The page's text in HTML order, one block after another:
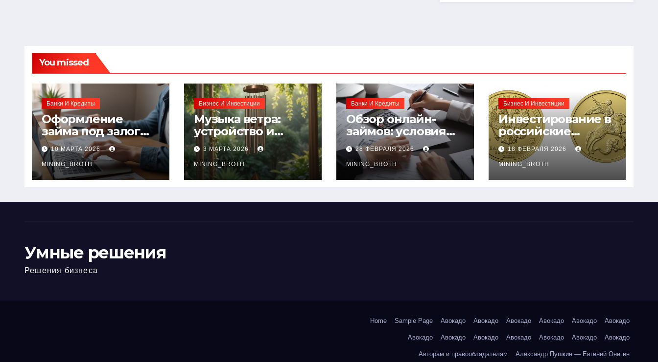
You missed
Банки И Кредиты
Оформление
займа под залог
ПТС онлайн на
карту без визита в
офис: порядок,
требования и
10 МАРТА 2026
MINING_BROTH
Бизнес И Инвестиции
Музыка ветра:
устройство и
принципы
звучания
колокольчиков
3 МАРТА 2026
MINING_BROTH
Банки И Кредиты
Обзор онлайн-
займов: условия
выдачи,
процентные
ставки и
требования к
28 ФЕВРАЛЯ 2026
MINING_BROTH
Бизнес И Инвестиции
Инвестирование в
российские
золотые монеты:
подробное
руководство
18 ФЕВРАЛЯ 2026
MINING_BROTH
Умные решения
Решения бизнеса
Home Sample Page Авокадо Авокадо Авокадо Авокадо Авокадо Авокадо
Авокадо Авокадо Авокадо Авокадо Авокадо Авокадо Авокадо
Авторам и правообладателям Александр Пушкин — Евгений Онегин